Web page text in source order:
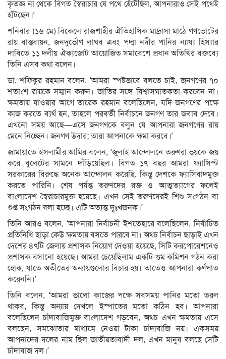
কৃতজ্ঞ না থেকে বিগত স্বৈরাচার যে পথে হেঁটেছিল, আপনারাও সেই পথেই
হাঁটছেন।’
শনিবার (১৬ মে) বিকেলে রাজশাহীর ঐতিহাসিক মাদ্রাসা মাঠে গণভোটের
রায় বাস্তবায়ন, জনদুর্ভোগ লাঘব এবং পদ্মা নদীর পানির ন্যায্য হিস্যার
দাবিতে ১১ দলীয় ঐক্যজোট আয়োজিত সমাবেশে প্রধান অতিথির বক্তব্যে
তিনি এসব কথা বলেন।
ডা. শফিকুর রহমান বলেন, ‘আমরা স্পষ্টভাবে বলতে চাই, জনগণের ৭০
শতাংশ রায়কে সম্মান করুন। জাতির সঙ্গে বিশ্বাসঘাতকতা করবেন না।
ক্ষমতায় যাওয়ার আগে তারেক রহমান বলেছিলেন, যদি জনগণের পক্ষে
কাজ করতে ব্যর্থ হন, তাহলে পরবর্তী নির্বাচনে জনগণ তার জবাব দেবে।
এখনো সময় আছে—এসে জনগণকে বলুন যে আপনারা জনগণের রায়
মেনে নিচ্ছেন। জনগণ উদার; তারা আপনাকে ক্ষমা করবে।’
জামায়াতে ইসলামীর আমির বলেন, ‘জুলাই আন্দোলনে তরুণরা ভয়কে জয়
করে বুলেটের সামনে দাঁড়িয়েছিল। বিগত ১৭ বছর আমরা ফ্যাসিস্ট
সরকারের বিরুদ্ধে অনেক আন্দোলন করেছি, কিন্তু দেশকে ফ্যাসিবাদমুক্ত
করতে পারিনি। শেষ পর্যন্ত তরুণদের রক্ত ও আত্মত্যাগের ফলেই
বাংলাদেশ স্বৈরাচারমুক্ত হয়েছে। এখন সেই তরুণদেরই শিশু সংগঠন বা
গুপ্ত সংগঠন বলা হচ্ছে। এটি অত্যন্ত দুঃখজনক।’
তিনি আরও বলেন, ‘আপনারা নির্বাচনী ইশতেহারে বলেছিলেন, নির্বাচিত
প্রতিনিধি ছাড়া কেউ ক্ষমতায় বসতে পারবে না। অথচ নির্বাচন ছাড়াই এখন
দেশের ৪৭টি জেলায় প্রশাসক নিয়োগ দেওয়া হয়েছে, সিটি করপোরেশনেও
প্রশাসক বসানো হয়েছে। আমরা চেয়েছিলাম একটি গুম কমিশন গঠন করা
হোক, যাতে অতীতের অন্যায়গুলোর বিচার হয়। তাতেও আপনারা কর্ণপাত
করেননি।’
তিনি বলেন, ‘আমরা ভালো কাজের পক্ষে সবসময় পানির মতো তরল
থাকব, কিন্তু অন্যায় দেখলে ইস্পাতের মতো কঠিন হব। আপনারা
বলেছিলেন চাঁদাবাজিমুক্ত বাংলাদেশ গড়বেন, অথচ এখন ক্ষমতায় এসে
বলছেন, সমঝোতার মাধ্যমে নেওয়া টাকা চাঁদাবাজি নয়। একসময়
আপনাদের দলের নাম ছিল জাতীয়তাবাদী দল, এখন মানুষ বলছে সেটি
চাঁদাবাজ দল।’